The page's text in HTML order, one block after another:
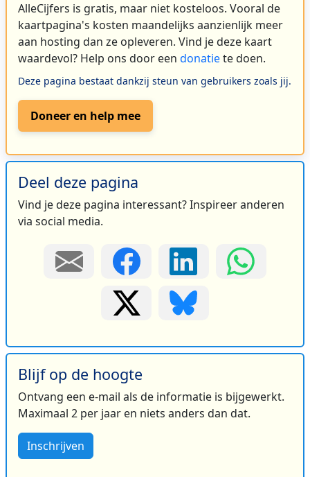
AlleCijfers is gratis, maar niet kosteloos. Vooral de
kaartpagina's kosten maandelijks aanzienlijk meer
aan hosting dan ze opleveren. Vind je deze kaart
waardevol? Help ons door een donatiete doen.
Deze pagina bestaat dankzij steun van gebruikers zoals jij.
Doneer en help mee
Deel deze pagina
Vind je deze pagina interessant? Inspireer anderen
via social media.
Blijf op de hoogte
Ontvang een e-mail als de informatie is bijgewerkt.
Maximaal 2 per jaar en niets anders dan dat.
Inschrijven